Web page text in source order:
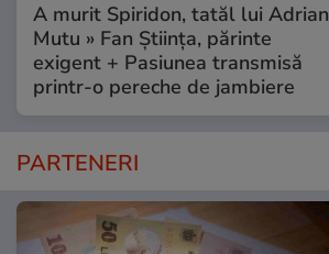
A murit Spiridon, tatăl lui Adrian
Mutu » Fan Știința, părinte
exigent + Pasiunea transmisă
printr-o pereche de jambiere
PARTENERI